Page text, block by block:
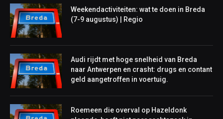
Weekendactiviteiten: wat te doen in Breda
(7-9 augustus) | Regio
Audi rijdt met hoge snelheid van Breda
naar Antwerpen en crasht: drugs en contant
geld aangetroffen in voertuig.
Roemeen die overval op Hazeldonk